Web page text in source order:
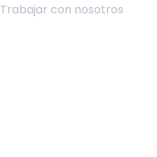
Trabajar con nosotros